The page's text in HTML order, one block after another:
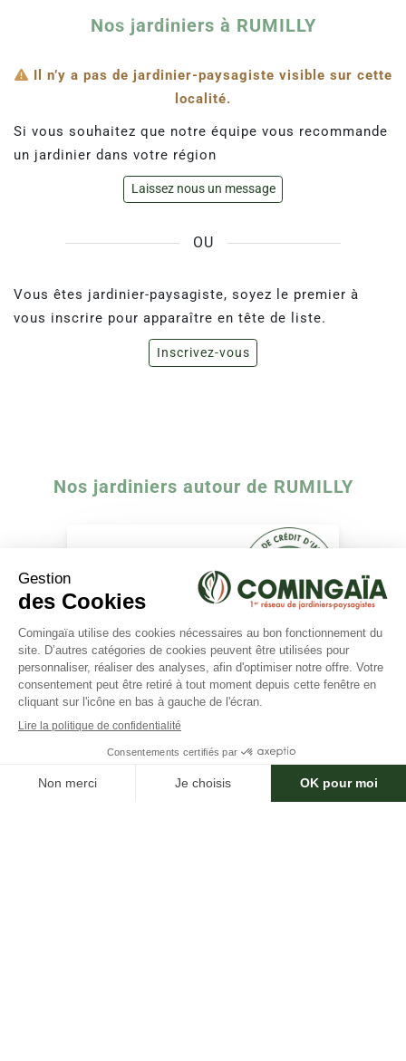
Nos jardiniers à RUMILLY
Il n’y a pas de jardinier-paysagiste visible sur cette
localité.
Si vous souhaitez que notre équipe vous recommande
un jardinier dans votre région
Laissez nous un message
OU
Vous êtes jardinier-paysagiste, soyez le premier à
vous inscrire pour apparaître en tête de liste.
Inscrivez-vous
Nos jardiniers autour de RUMILLY
Bessot Aurélien
(1 avis)
Les deserts (73230)
Besoin d'aide ? ×